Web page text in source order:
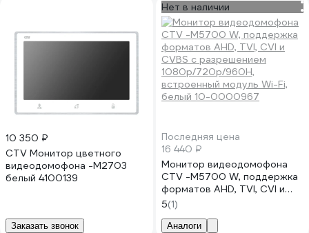
10 350 ₽
CTV Монитор цветного
видеодомофона -M2703
белый 4100139
Заказать звонок
Нет в наличии
Последняя цена
16 440 ₽
Монитор видеодомофона
CTV -M5700 W, поддержка
форматов AHD, TVI, CVI и
CVBS с разрешением
1080p/720p/960H,
встроенный модуль Wi-Fi,
5(1)
Аналоги